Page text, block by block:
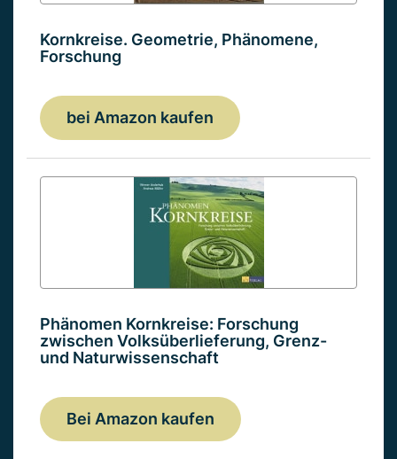
Kornkreise. Geometrie, Phänomene,
Forschung
bei Amazon kaufen
Phänomen Kornkreise: Forschung
zwischen Volksüberlieferung, Grenz-
und Naturwissenschaft
Bei Amazon kaufen